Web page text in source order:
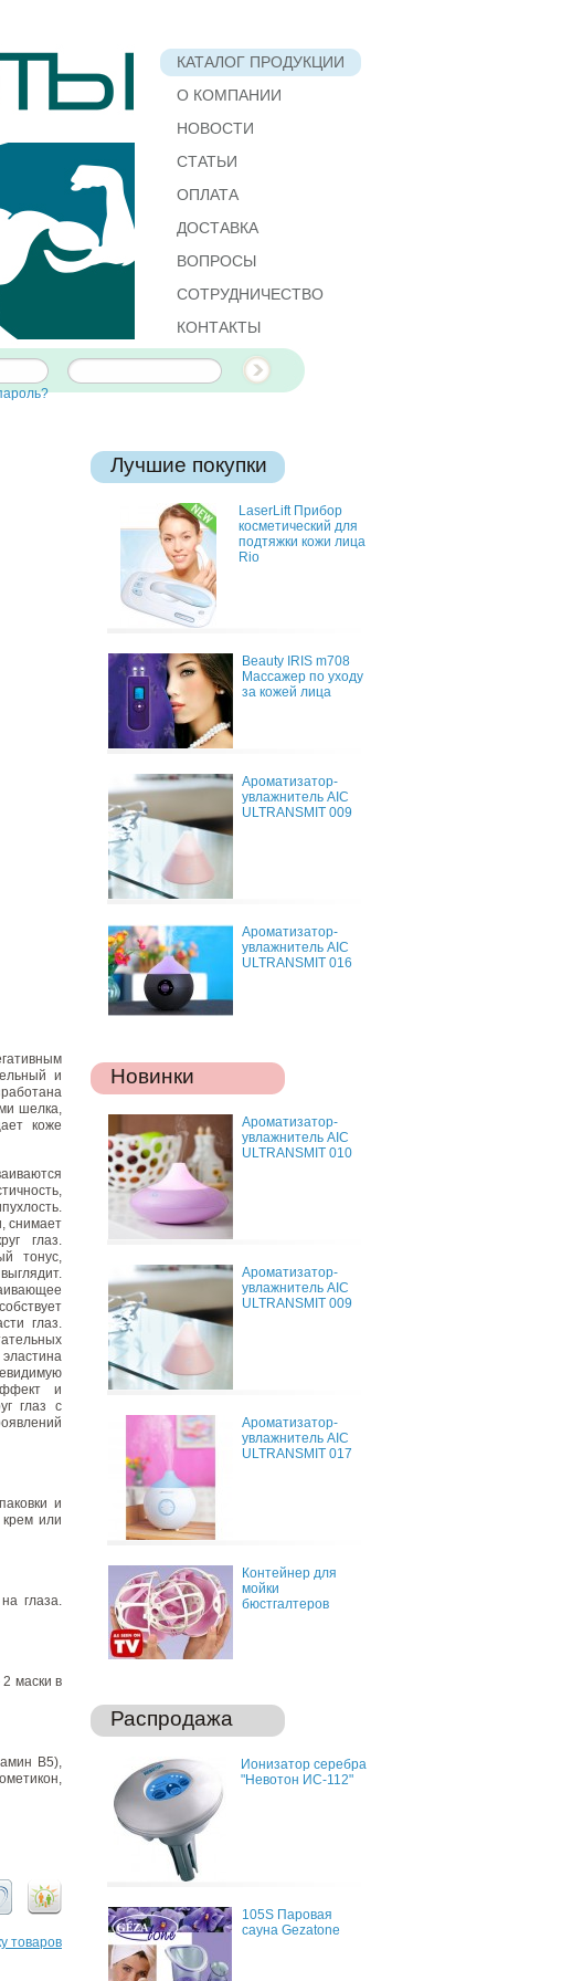
КАТАЛОГ ПРОДУКЦИИ
О КОМПАНИИ
НОВОСТИ
СТАТЬИ
ОПЛАТА
ДОСТАВКА
ВОПРОСЫ
СОТРУДНИЧЕСТВО
КОНТАКТЫ
и
шелка,
коже
снимает
глаз.
тонус,
глаз.
и
глаз с
и
или
глаза.
маски в
В5),
товаров
Лучшие покупки
LaserLift Прибор
косметический для
подтяжки кожи лица
Rio
Beauty IRIS m708
Массажер по уходу
за кожей лица
Ароматизатор-
увлажнитель AIC
ULTRANSMIT 009
Ароматизатор-
увлажнитель AIC
ULTRANSMIT 016
Новинки
Ароматизатор-
увлажнитель AIC
ULTRANSMIT 010
Ароматизатор-
увлажнитель AIC
ULTRANSMIT 009
Ароматизатор-
увлажнитель AIC
ULTRANSMIT 017
Контейнер для
мойки
бюстгалтеров
Распродажа
Ионизатор серебра
"Невотон ИС-112"
105S Паровая
сауна Gezatone